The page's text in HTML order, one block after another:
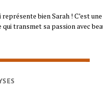
bien Sarah ! C’est
transmet sa passion avec